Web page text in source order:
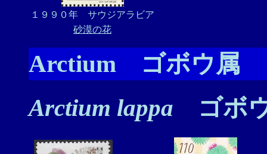
１９９０年 サウジアラビア
砂漠の花
Arctium ゴボウ属
Arctium lappa ゴボ